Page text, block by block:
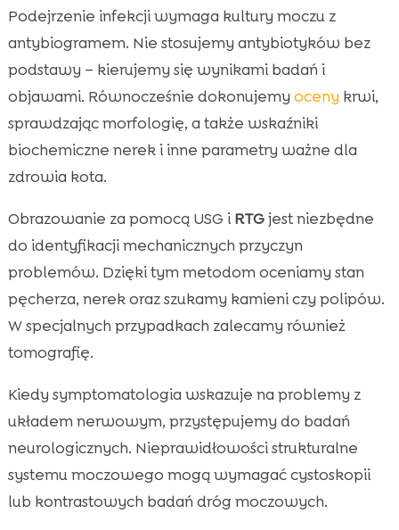
Podejrzenie infekcji wymaga kultury moczu z
antybiogramem. Nie stosujemy antybiotyków bez
podstawy – kierujemy się wynikami badań i
objawami. Równocześnie dokonujemy oceny krwi,
sprawdzając morfologię, a także wskaźniki
biochemiczne nerek i inne parametry ważne dla
zdrowia kota.
Obrazowanie za pomocą USG i RTGjest niezbędne
do identyfikacji mechanicznych przyczyn
problemów. Dzięki tym metodom oceniamy stan
pęcherza, nerek oraz szukamy kamieni czy polipów.
W specjalnych przypadkach zalecamy również
tomografię.
Kiedy symptomatologia wskazuje na problemy z
układem nerwowym, przystępujemy do badań
neurologicznych. Nieprawidłowości strukturalne
systemu moczowego mogą wymagać cystoskopii
lub kontrastowych badań dróg moczowych.